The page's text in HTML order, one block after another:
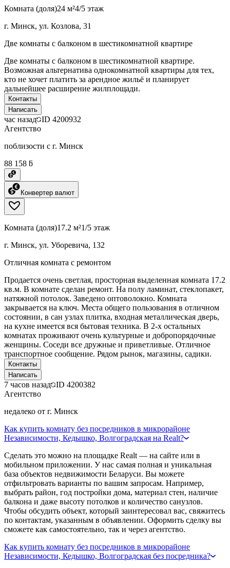
Комната (доля)24 м²4/5 этаж
г. Минск, ул. Козлова, 31
Две комнаты с балконом в шестикомнатной квартире
Две комнаты с балконом в шестикомнатной квартире.
Возможная альтернатива однокомнатной квартиры для тех,
кто не хочет платить за арендное жильё и планирует
дальнейшее расширение жилплощади.
Контакты
Написать
час назад ID 4200932
Агентство
поблизости с г. Минск
88 158 ƃ
Конвертер валют
Комната (доля)17.2 м²1/5 этаж
г. Минск, ул. Уборевича, 132
Отличная комната с ремонтом
Продается очень светлая, просторная выделенная комната 17.2
кв.м. В комнате сделан ремонт. На полу ламинат, стеклопакет,
натяжной потолок. Заведено оптоволокно. Комната
закрывается на ключ. Места общего пользования в отличном
состоянии, в сан узлах плитка, входная металлическая дверь,
на кухне имеется вся бытовая техника. В 2-х остальных
комнатах проживают очень культурные и добропорядочные
женщины. Соседи все дружные и приветливые. Отличное
транспортное сообщение. Рядом рынок, магазины, садики.
Контакты
Написать
7 часов назад ID 4200382
Агентство
недалеко от г. Минск
Как купить комнату без посредников в микрорайоне
Независимости, Кедышко, Волгоградская на Realt?
Сделать это можно на площадке Realt — на сайте или в
мобильном приложении. У нас самая полная и уникальная
база объектов недвижимости Беларуси. Вы можете
отфильтровать варианты по вашим запросам. Например,
выбрать район, год постройки дома, материал стен, наличие
балкона и даже высоту потолков и количество санузлов.
Чтобы обсудить объект, который заинтересовал вас, свяжитесь
по контактам, указанным в объявлении. Оформить сделку вы
сможете как самостоятельно, так и через агентство.
Как купить комнату без посредников в микрорайоне
Независимости, Кедышко, Волгоградская без посредника?